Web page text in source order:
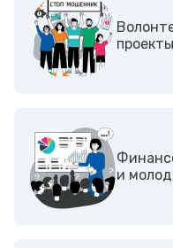
проекты
и